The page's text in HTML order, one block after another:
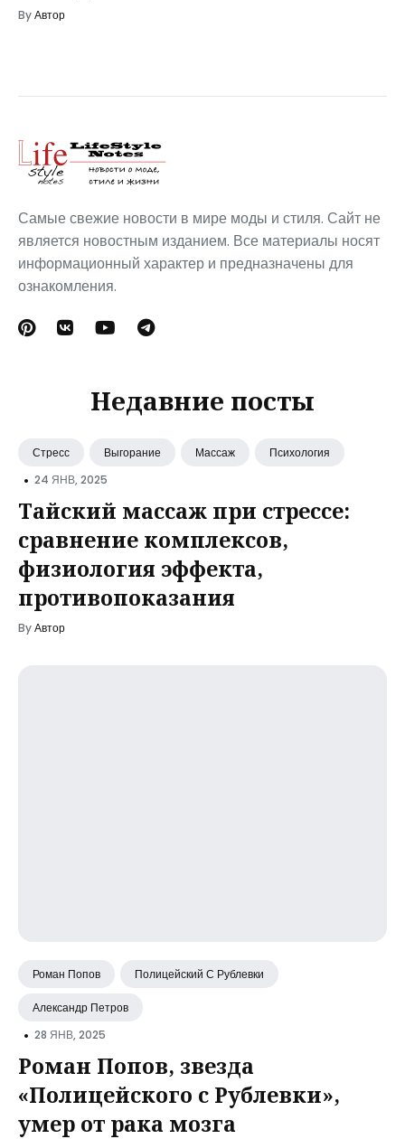
ByАвтор
Самые свежие новости в мире моды и стиля. Сайт не
является новостным изданием. Все материалы носят
информационный характер и предназначены для
ознакомления.
Недавние посты
Стресс Выгорание Массаж Психология
• 24 ЯНВ, 2025
Тайский массаж при стрессе:
сравнение комплексов,
физиология эффекта,
противопоказания
ByАвтор
Роман Попов Полицейский С Рублевки
Александр Петров
• 28 ЯНВ, 2025
Роман Попов, звезда
«Полицейского с Рублевки»,
умер от рака мозга